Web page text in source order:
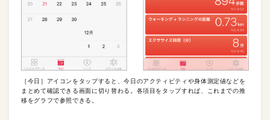
［今日］アイコンをタップすると、今日のアクティビティや身体測定値などを
まとめて確認できる画面に切り替わる。各項目をタップすれば、これまでの推
移をグラフで参照できる。